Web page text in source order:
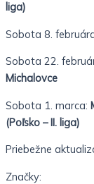
liga)
Sobota 8.
Sobota 22.
Michalovce
Sobota 1. marca:
(Poľsko – II. liga)
Priebežne
Značky: